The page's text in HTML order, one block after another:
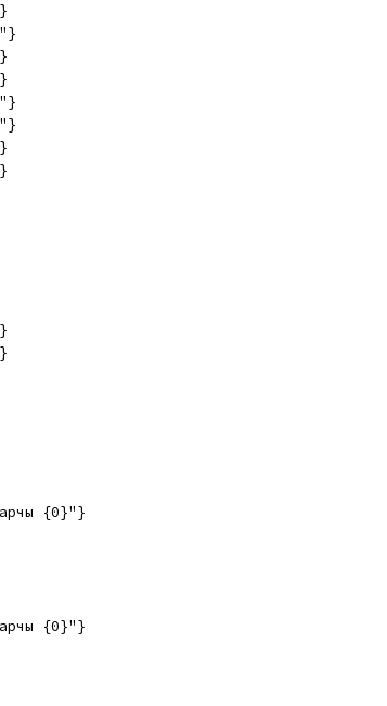
{0}"}
{0}"}